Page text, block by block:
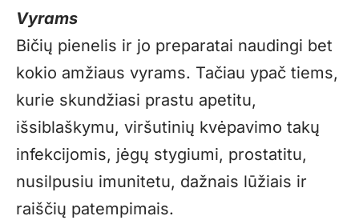
Vyrams
Bičių pienelis ir jo preparatai naudingi bet
kokio amžiaus vyrams. Tačiau ypač tiems,
kurie skundžiasi prastu apetitu,
išsiblaškymu, viršutinių kvėpavimo takų
infekcijomis, jėgų stygiumi, prostatitu,
nusilpusiu imunitetu, dažnais lūžiais ir
raiščių patempimais.